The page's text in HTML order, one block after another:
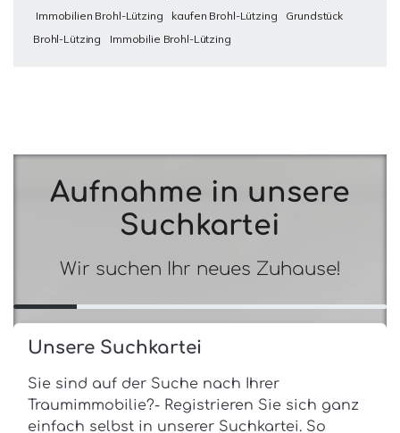
Immobilien Brohl-Lützing
kaufen Brohl-Lützing
Grundstück
Brohl-Lützing
Immobilie Brohl-Lützing